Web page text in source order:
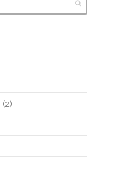
(2)